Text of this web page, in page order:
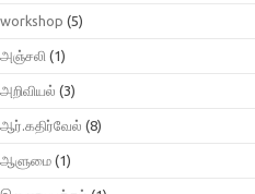
workshop (5)
அஞ்சலி (1)
அறிவியல் (3)
ஆர்.கதிர்வேல் (8)
ஆளுமை (1)